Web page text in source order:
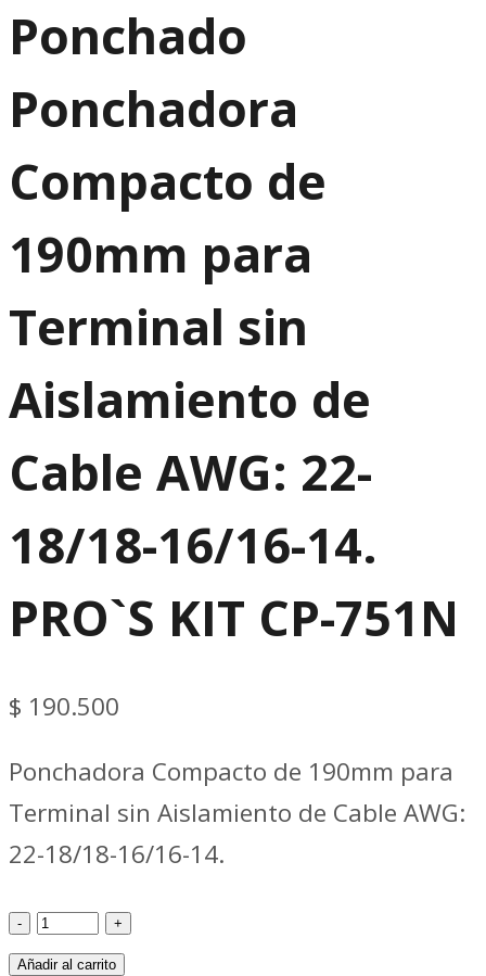
Ponchado
Ponchadora
Compacto de
190mm para
Terminal sin
Aislamiento de
Cable AWG: 22-
18/18-16/16-14.
PRO`S KIT CP-751N
$ 190.500
Ponchadora Compacto de 190mm para
Terminal sin Aislamiento de Cable AWG:
22-18/18-16/16-14.
Ponchado
Ponchadora
Añadir al carrito